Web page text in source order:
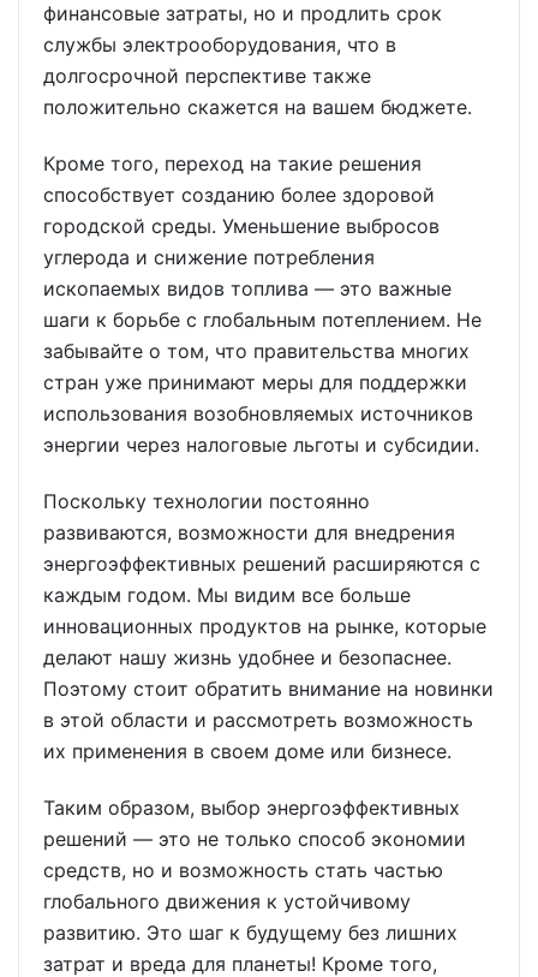
финансовые затраты, но и продлить срок
службы электрооборудования, что в
долгосрочной перспективе также
положительно скажется на вашем бюджете.
Кроме того, переход на такие решения
способствует созданию более здоровой
городской среды. Уменьшение выбросов
углерода и снижение потребления
ископаемых видов топлива — это важные
шаги к борьбе с глобальным потеплением. Не
забывайте о том, что правительства многих
стран уже принимают меры для поддержки
использования возобновляемых источников
энергии через налоговые льготы и субсидии.
Поскольку технологии постоянно
развиваются, возможности для внедрения
энергоэффективных решений расширяются с
каждым годом. Мы видим все больше
инновационных продуктов на рынке, которые
делают нашу жизнь удобнее и безопаснее.
Поэтому стоит обратить внимание на новинки
в этой области и рассмотреть возможность
их применения в своем доме или бизнесе.
Таким образом, выбор энергоэффективных
решений — это не только способ экономии
средств, но и возможность стать частью
глобального движения к устойчивому
развитию. Это шаг к будущему без лишних
затрат и вреда для планеты! Кроме того,